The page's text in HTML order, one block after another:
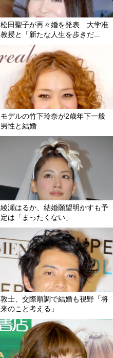
松田聖子が再々婚を発表 大学准
教授と「新たな人生を歩きだ...
モデルの竹下玲奈が2歳年下一般
男性と結婚
綾瀬はるか、結婚願望明かすも予
定は「まったくない」
敦士、交際順調で結婚も視野「将
来のこと考える」